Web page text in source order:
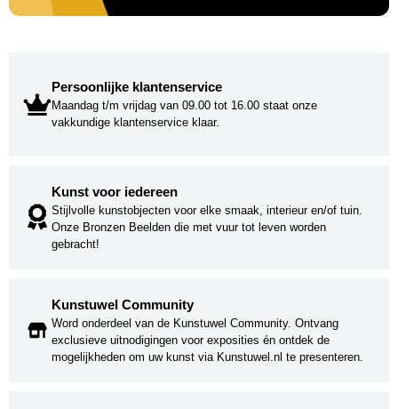
Persoonlijke klantenservice
Maandag t/m vrijdag van 09.00 tot 16.00 staat onze
vakkundige klantenservice klaar.
Kunst voor iedereen
Stijlvolle kunstobjecten voor elke smaak, interieur en/of tuin.
Onze Bronzen Beelden die met vuur tot leven worden
gebracht!
Kunstuwel Community
Word onderdeel van de Kunstuwel Community. Ontvang
exclusieve uitnodigingen voor exposities én ontdek de
mogelijkheden om uw kunst via Kunstuwel.nl te presenteren.